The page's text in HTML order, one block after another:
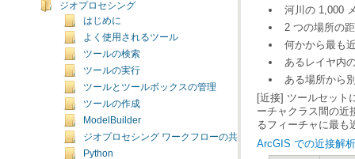
ジオプロセシング
はじめに
よく使用されるツール
ツールの検索
ツールの実行
ツールとツールボックスの管理
ツールの作成
ModelBuilder
ジオプロセシング ワークフローの共有
Python
河川の 1,000
2 つの場所の
何かから最も
あるレイヤ内
ある場所から
[近接] ツールセット
るフィーチャに最も
ArcGIS での近接解